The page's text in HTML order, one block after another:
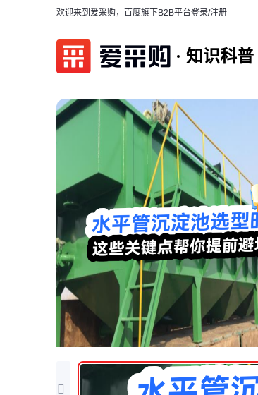
欢迎来到爱采购，百度旗下B2B平台登录/注册
知识科普